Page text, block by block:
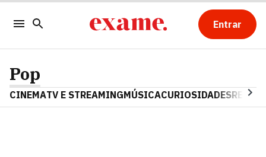
Entrar
Pop
CINEMATV E STREAMINGMÚSICACURIOSIDADES